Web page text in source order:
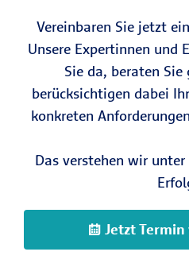
Vereinbaren Sie jetzt
Unsere Expertinnen und
Sie da, beraten
berücksichtigen dabei
konkreten
Das verstehen wir
Jetzt